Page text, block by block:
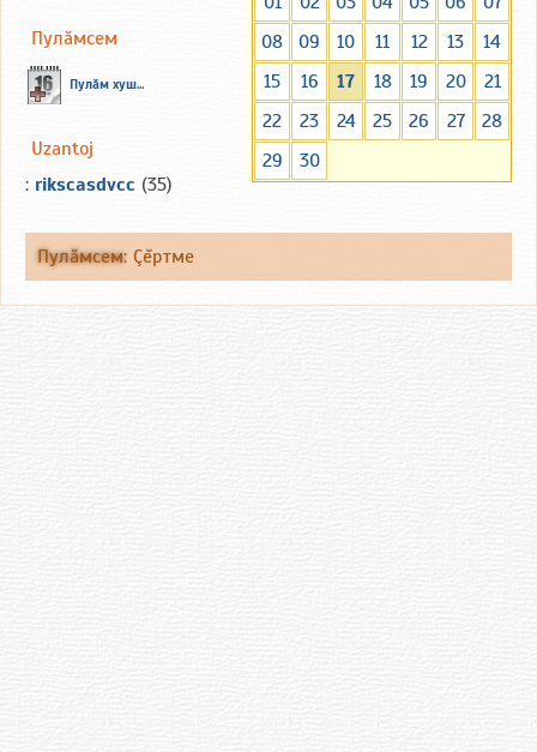
08
09 10 11 12 13
14
15
16 17 18 19 20
21
22
23 24 25 26 27
28
29
30
Пулăмсем
Пулăм хуш...
Uzantoj
: rikscasdvcc (35)
Пулăмсем: Çĕртме